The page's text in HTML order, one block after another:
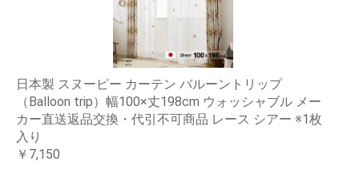
日本製 スヌーピー カーテン バルーントリップ
（Balloon trip）幅100×丈198cm ウォッシャブル メー
カー直送返品交換・代引不可商品 レース シアー ※1枚
入り
￥7,150